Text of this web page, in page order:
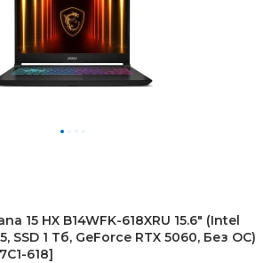
15 HX B14WFK-618XRU 15.6" (Intel
SSD 1 Тб, GeForce RTX 5060, Без ОС)
618]